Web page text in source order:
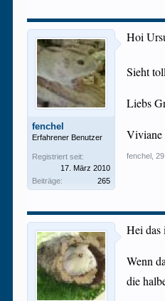
fenchel
Erfahrener Benutzer
Registriert seit:
17. März 2010
Beiträge:
265
Hoi
Sieht
Liebs
Viviane
fenchel
Hei das
Wenn
die